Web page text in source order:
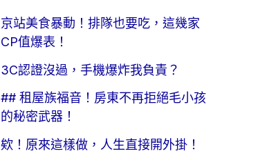
京站美食暴動！排隊也要吃，這幾家
CP值爆表！
3C認證沒過，手機爆炸我負責？
## 租屋族福音！房東不再拒絕毛小孩
的秘密武器！
欸！原來這樣做，人生直接開外掛！